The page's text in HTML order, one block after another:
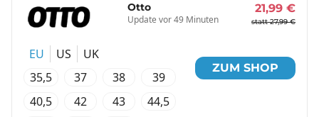
Otto
Update vor 49 Minuten
21,99 €
statt 27,99 €
EU US
UK
35,5
37 38
39
40,5
42 43
44,5
ZUM SHOP